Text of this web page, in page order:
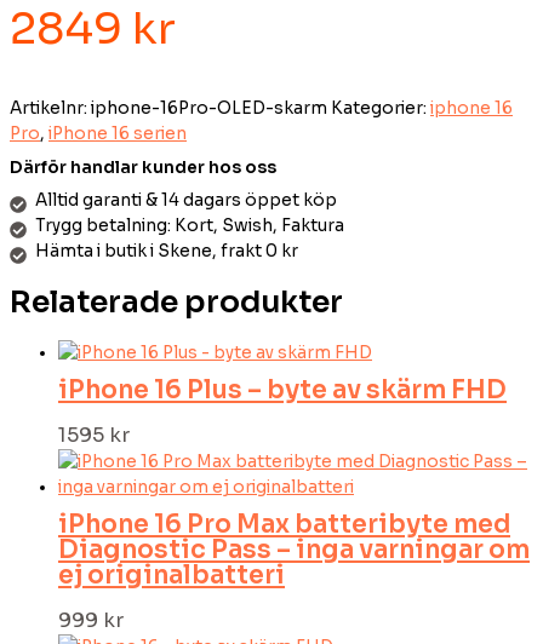
2849 kr
Artikelnr: iphone-16Pro-OLED-skarm Kategorier: iphone 16
Pro, iPhone 16 serien
Därför handlar kunder hos oss
Alltid garanti & 14 dagars öppet köp
Trygg betalning: Kort, Swish, Faktura
Hämta i butik i Skene, frakt 0 kr
Relaterade produkter
iPhone 16 Plus – byte av skärm FHD
1595 kr
iPhone 16 Pro Max batteribyte med
Diagnostic Pass – inga varningar om
ej originalbatteri
999 kr